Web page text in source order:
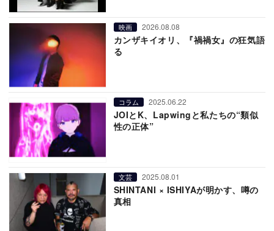
映画 2026.08.08
カンザキイオリ、『禍禍女』の狂気語
る
コラム 2025.06.22
JOIとK、Lapwingと私たちの“類似
性の正体”
文芸 2025.08.01
SHINTANI × ISHIYAが明かす、噂の
真相